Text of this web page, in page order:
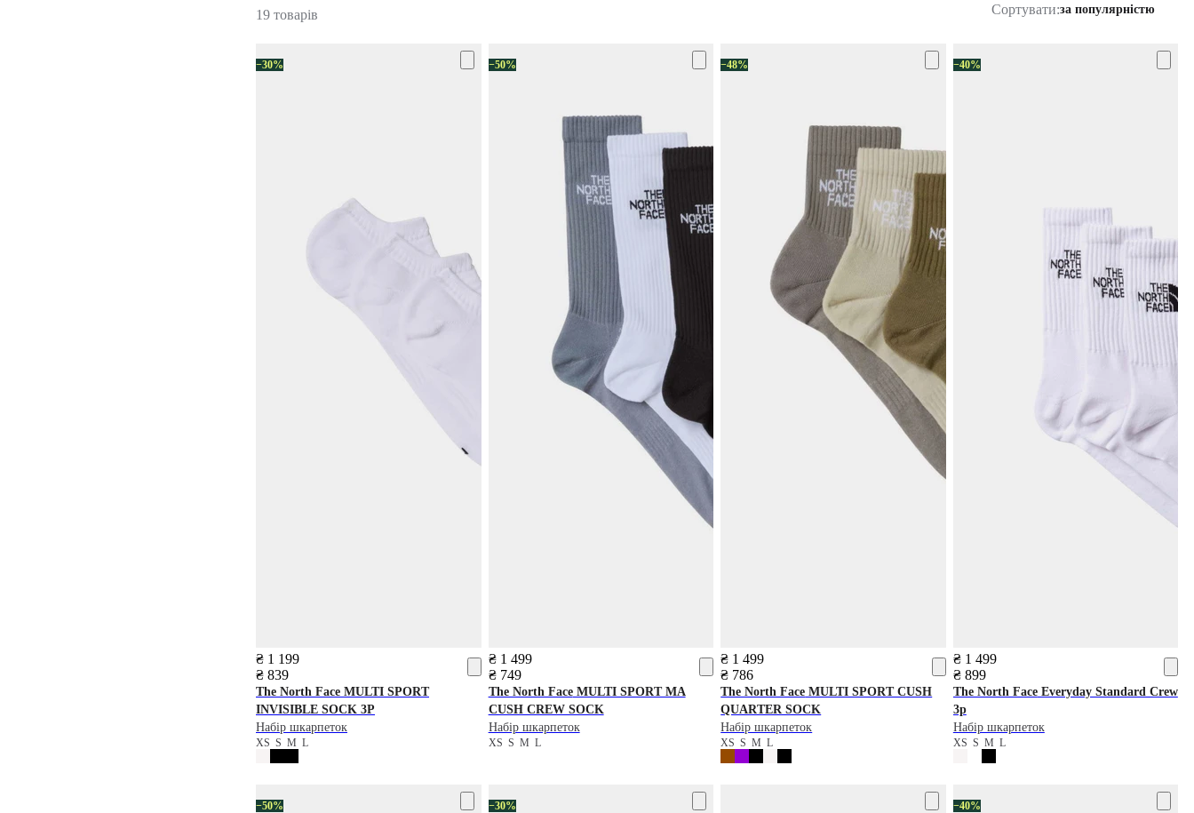
19 товарів Сортувати:за популярністю
−30%
₴ 1 199
₴ 839
The North Face MULTI SPORT
INVISIBLE SOCK 3P
Набір шкарпеток
XS S M L
−50%
₴ 1 499
₴ 749
The North FaceMULTI SPORT MA
CUSH CREW SOCK
Набір шкарпеток
XS S M L
−48%
₴ 1 499
₴ 786
The North Face MULTI SPORT CUSH
QUARTER SOCK
Набір шкарпеток
XSSML
−40%
₴ 1 499
₴ 899
The North FaceEveryday Standard Crew
3p
Набір шкарпеток
XS S M L
−50% −30% −40%